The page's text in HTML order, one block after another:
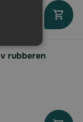
rubberen